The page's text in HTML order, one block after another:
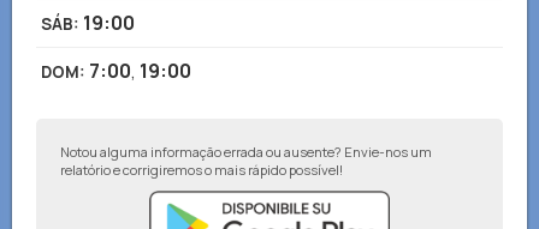
SÁB: 19:00
DOM: 7:00, 19:00
Notou alguma informação errada ou ausente? Envie-nos um
relatório e corrigiremos o mais rápido possível!